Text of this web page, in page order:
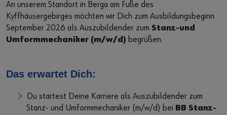
An unserem Standort in Berga am Fuße des
Kyffhäusergebirges möchten wir Dich zum Ausbildungsbeginn
September 2026 als Auszubildender zum Stanz-und
Umformmechaniker (m/w/d) begrüßen.
Das erwartet Dich:
Du startest Deine Karriere als Auszubildender zum
Stanz- und Umformmechaniker (m/w/d) bei BB Stanz-